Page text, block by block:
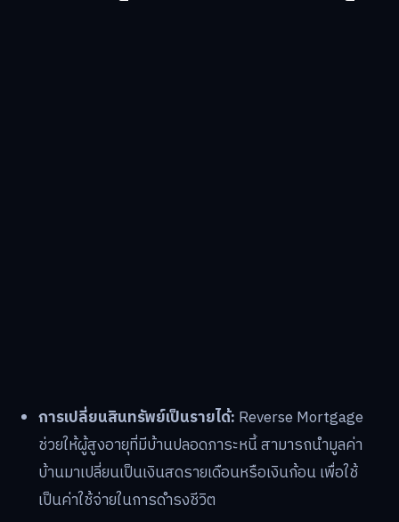
การเปลี่ยนสินทรัพย์เป็นรายได้: Reverse Mortgage
ช่วยให้ผู้สูงอายุที่มีบ้านปลอดภาระหนี้ สามารถนำมูลค่า
บ้านมาเปลี่ยนเป็นเงินสดรายเดือนหรือเงินก้อน เพื่อใช้
เป็นค่าใช้จ่ายในการดำรงชีวิต